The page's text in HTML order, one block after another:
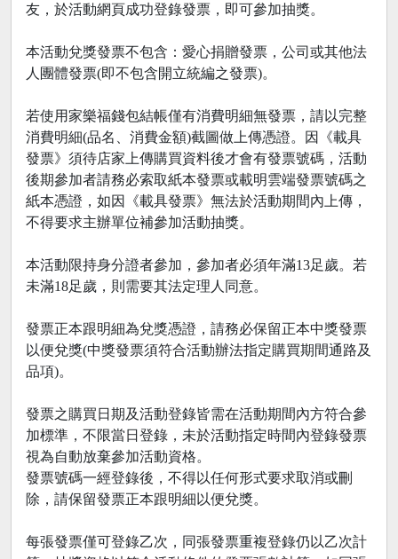
友，於活動網頁成功登錄發票，即可參加抽獎。
本活動兌獎發票不包含：愛心捐贈發票，公司或其他法
人團體發票(即不包含開立統編之發票)。
若使用家樂福錢包結帳僅有消費明細無發票，請以完整
消費明細(品名、消費金額)截圖做上傳憑證。因《載具
發票》須待店家上傳購買資料後才會有發票號碼，活動
後期參加者請務必索取紙本發票或載明雲端發票號碼之
紙本憑證，如因《載具發票》無法於活動期間內上傳，
不得要求主辦單位補參加活動抽獎。
本活動限持身分證者參加，參加者必須年滿13足歲。若
未滿18足歲，則需要其法定理人同意。
發票正本跟明細為兌獎憑證，請務必保留正本中獎發票
以便兌獎(中獎發票須符合活動辦法指定購買期間通路及
品項)。
發票之購買日期及活動登錄皆需在活動期間內方符合參
加標準，不限當日登錄，未於活動指定時間內登錄發票
視為自動放棄參加活動資格。
發票號碼一經登錄後，不得以任何形式要求取消或刪
除，請保留發票正本跟明細以便兌獎。
每張發票僅可登錄乙次，同張發票重複登錄仍以乙次計